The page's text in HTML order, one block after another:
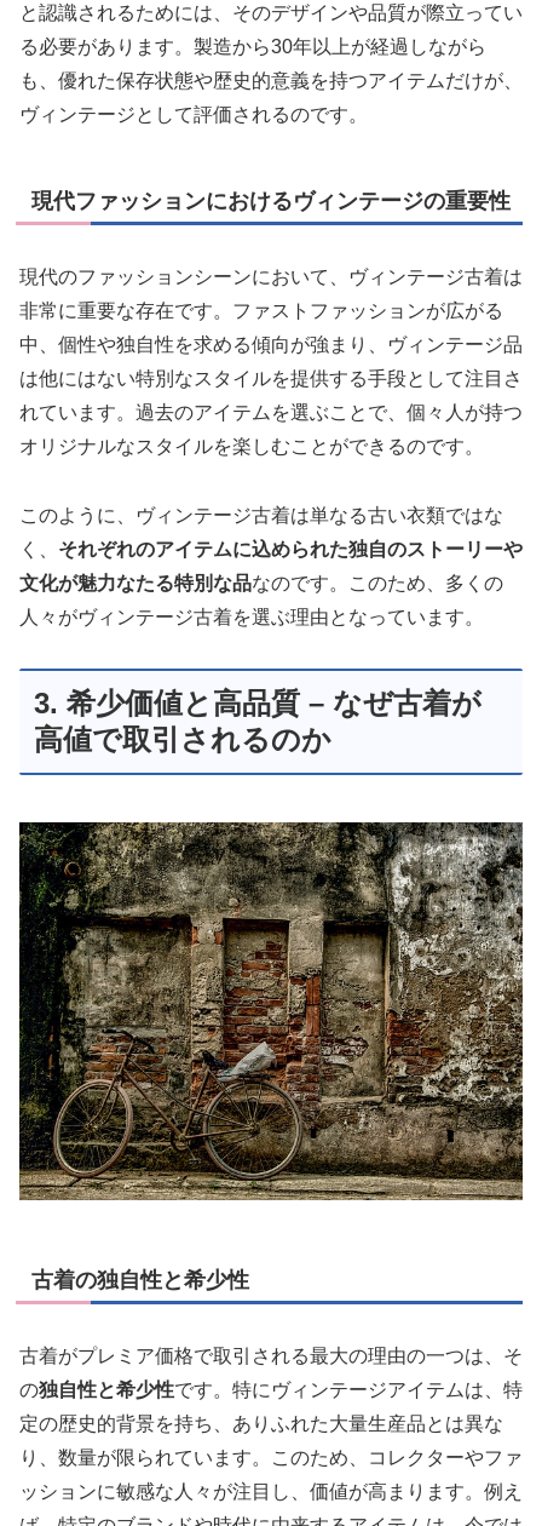
と認識されるためには、そのデザインや品質が際立ってい
る必要があります。製造から30年以上が経過しながら
も、優れた保存状態や歴史的意義を持つアイテムだけが、
ヴィンテージとして評価されるのです。
現代ファッションにおけるヴィンテージの重要性
現代のファッションシーンにおいて、ヴィンテージ古着は
非常に重要な存在です。ファストファッションが広がる
中、個性や独自性を求める傾向が強まり、ヴィンテージ品
は他にはない特別なスタイルを提供する手段として注目さ
れています。過去のアイテムを選ぶことで、個々人が持つ
オリジナルなスタイルを楽しむことができるのです。
このように、ヴィンテージ古着は単なる古い衣類ではな
く、 それぞれのアイテムに込められた独自のストーリーや
文化が魅力なたる特別な品なのです。このため、多くの
人々がヴィンテージ古着を選ぶ理由となっています。
3. 希少価値と高品質 – なぜ古着が
高値で取引されるのか
古着の独自性と希少性
古着がプレミア価格で取引される最大の理由の一つは、そ
の独自性と希少性です。特にヴィンテージアイテムは、特
定の歴史的背景を持ち、ありふれた大量生産品とは異な
り、数量が限られています。このため、コレクターやファ
ッションに敏感な人々が注目し、価値が高まります。例え